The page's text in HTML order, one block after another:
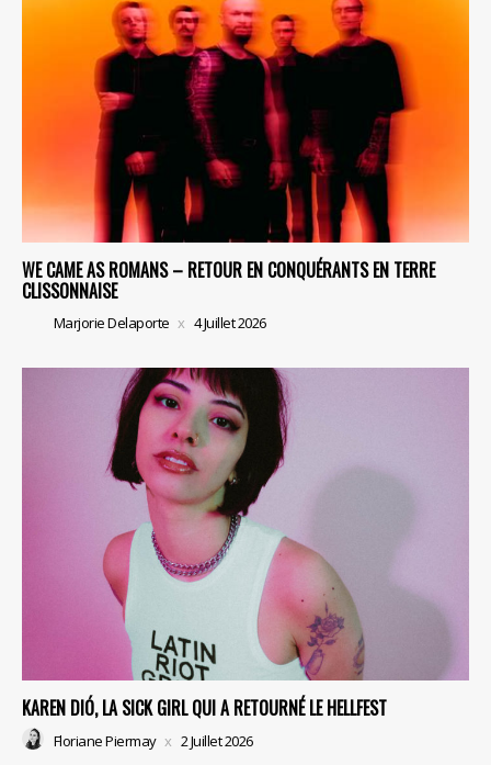
WE CAME AS ROMANS – RETOUR EN CONQUÉRANTS EN TERRE
CLISSONNAISE
Marjorie Delaporte 4 Juillet 2026
KAREN DIÓ, LA SICK GIRL QUI A RETOURNÉ LE HELLFEST
Floriane Piermay 2 Juillet 2026